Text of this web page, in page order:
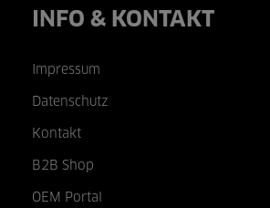
INFO & KONTAKT
Impressum
Datenschutz
Kontakt
B2B Shop
OEM Portal